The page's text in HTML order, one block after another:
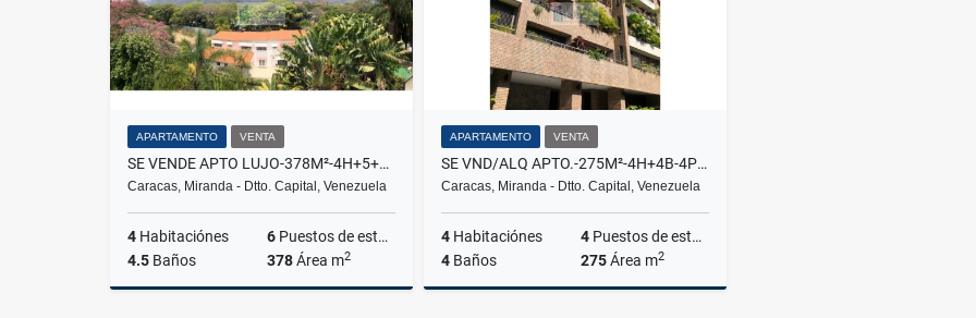
APARTAMENTO VENTA
SE VENDE APTO LUJO-378M²-4H+5+4.5B+6P+1M-PZO-PLT-CCERRADA-CAMPO ALEGRE
Caracas, Miranda - Dtto. Capital, Venezuela
4 Habitaciónes 6 Puestos de estacionamientos
4.5 Baños 378Área m2
APARTAMENTO VENTA
SE VND/ALQ APTO.-275M²-4H+4B-4P+1M+VIG.-POZO-SEG.-COUNTRY CLUB
Caracas, Miranda - Dtto. Capital, Venezuela
4 Habitaciónes 4 Puestos de estacionamientos
4 Baños 275Área m2